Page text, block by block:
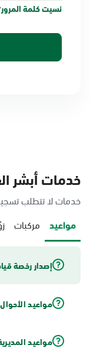
نسيت كلمة
خدمات أبشر
خدمات لا تتطلب
مواعيد مركبات
إصدار رخصة
مواعيد
مواعيد